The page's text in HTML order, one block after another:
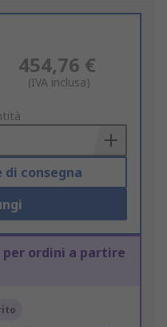
454,76 €
(IVA inclusa)
consegna
per ordini a partire